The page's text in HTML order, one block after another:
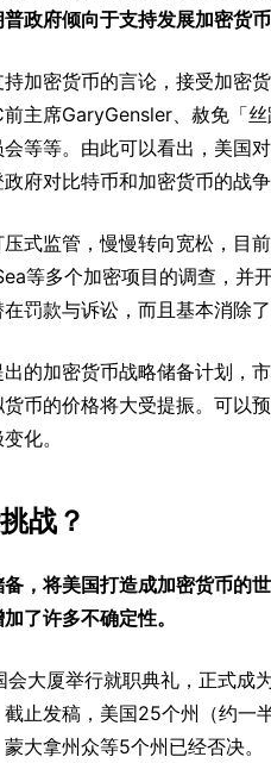
政府倾向于支持发展加密货
加密货币的言论，接受加密
主席GaryGensler、赦免「
等等。由此可以看出，美国
府对比特币和加密货币的战
式监管，慢慢转向宽松，目
等多个加密项目的调查，并
罚款与诉讼，而且基本消除了
的加密货币战略储备计划，
币的价格将大受提振。可以
化。
战？
，将美国打造成加密货币的
了许多不确定性。
大厦举行就职典礼，正式成
止发稿，美国25个州（约一
大拿州众等5个州已经否决。